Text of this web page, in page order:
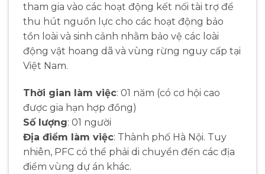
tham gia vào các hoạt động kết nối tài trợ để
thu hút nguồn lực cho các hoạt động bảo
tồn loài và sinh cảnh nhằm bảo vệ các loài
động vật hoang dã và vùng rừng nguy cấp tại
Việt Nam.
Thời gian làm việc: 01 năm (có cơ hội cao
được gia hạn hợp đồng)
Số lượng: 01 người
Địa điểm làm việc: Thành phố Hà Nội. Tuy
nhiên, PFC có thể phải di chuyển đến các địa
điểm vùng dự án khác.